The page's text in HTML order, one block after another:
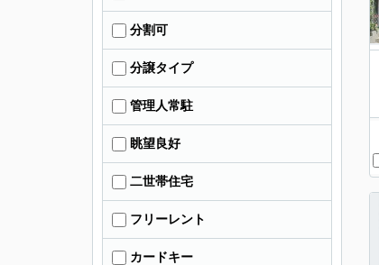
分割可
分譲タイプ
管理人常駐
眺望良好
二世帯住宅
フリーレント
カードキー